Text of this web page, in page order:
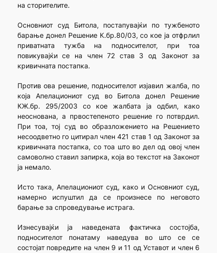
на сторителите.
Основниот суд Битола, постапувајќи по тужбеното
барање донел Решение К.бр.80/03, со кое ја отфрлил
приватната тужба на подносителот, при тоа
повикувајќи се на член 72 став 3 од Законот за
кривичната постапка.
Против ова решение, подносителот изјавил жалба, по
која Апелациониот суд во Битола донел Решение
КЖ.бр. 295/2003 со кое жалбата ја одбил, како
неоснована, а првостепеното решение го потврдил.
При тоа, тој суд во образложението на Решението
несоодветно го цитирал член 421 став 1 од Законот за
кривичната постапка, со тоа што во дел од овој член
самоволно ставил запирка, која во текстот на Законот
ја немало.
Исто така, Апелациониот суд, како и Основниот суд,
намерно испуштил да се произнесе по неговото
барање за спроведување истрага.
Изнесувајќи ја наведената фактичка состојба,
подносителот понатаму наведува во што се се
состојат повредите на член 9 и 11 од Уставот и член 6